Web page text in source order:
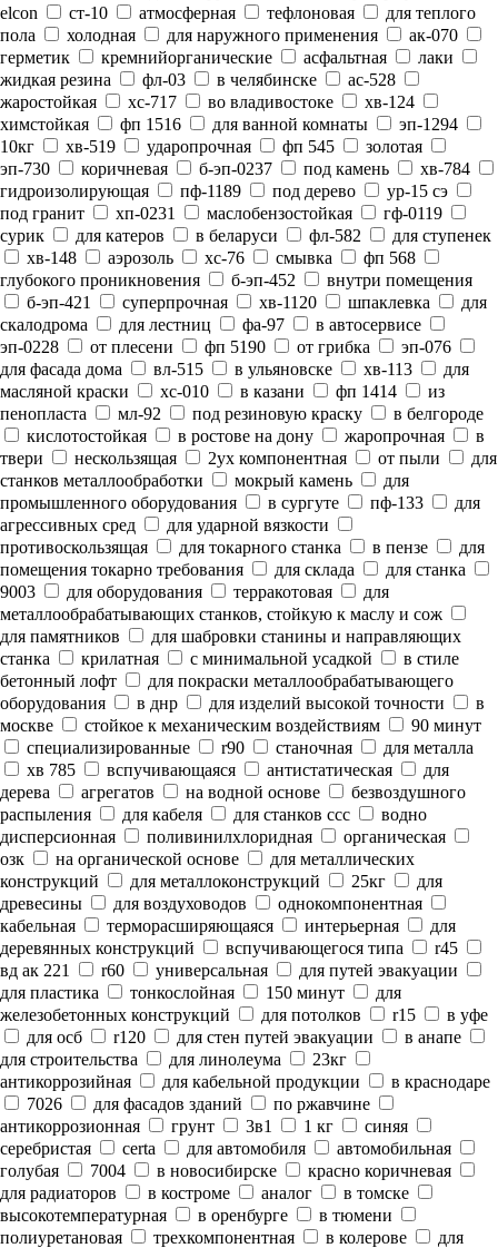
elcon
ст-10 атмосферная тефлоновая
для теплого
пола
холодная для наружного применения
ак-070
герметик
кремнийорганические асфальтная
лаки
жидкая резина
фл-03 в челябинске
ас-528
жаростойкая
хс-717 во владивостоке
хв-124
химстойкая
фп 1516 для ванной комнаты
эп-1294
10кг
хв-519 ударопрочная фп 545
золотая
эп-730
коричневая б-эп-0237 под камень
хв-784
гидроизолирующая
пф-1189 под дерево
ур-15 сэ
под гранит
хп-0231 маслобензостойкая
гф-0119
сурик
для катеров в беларуси фл-582
для ступенек
хв-148
аэрозоль хс-76 смывка
фп 568
глубокого проникновения
б-эп-452
внутри помещения
б-эп-421
суперпрочная хв-1120 шпаклевка
для
скалодрома
для лестниц фа-97
в автосервисе
эп-0228
от плесени фп 5190 от грибка
эп-076
для фасада дома
вл-515 в ульяновске хв-113
для
масляной краски
хс-010 в казани фп 1414
из
пенопласта
мл-92 под резиновую краску
в белгороде
кислотостойкая
в ростове на дону жаропрочная
в
твери
нескользящая 2ух компонентная от пыли
для
станков металлообработки
мокрый камень
для
промышленного оборудования
в сургуте пф-133
для
агрессивных сред
для ударной вязкости
противоскользящая
для токарного станка в пензе
для
помещения токарно требования
для склада
для станка
9003
для оборудования терракотовая
для
металлообрабатывающих станков, стойкую к маслу и сож
для памятников
для шабровки станины и направляющих
станка
крилатная с минимальной усадкой
в стиле
бетонный лофт
для покраски металлообрабатывающего
оборудования
в днр для изделий высокой точности
в
москве
стойкое к механическим воздействиям
90 минут
специализированные
r90 станочная
для металла
хв 785
вспучивающаяся антистатическая
для
дерева
агрегатов на водной основе
безвоздушного
распыления
для кабеля для станков ссс
водно
дисперсионная
поливинилхлоридная
органическая
озк
на органической основе
для металлических
конструкций
для металлоконструкций 25кг
для
древесины
для воздуховодов
однокомпонентная
кабельная
терморасширяющаяся интерьерная
для
деревянных конструкций
вспучивающегося типа
r45
вд ак 221
r60 универсальная
для путей эвакуации
для пластика
тонкослойная 150 минут
для
железобетонных конструкций
для потолков r15
в уфе
для осб
r120 для стен путей эвакуации
в анапе
для строительства
для линолеума
23кг
антикоррозийная
для кабельной продукции
в краснодаре
7026
для фасадов зданий
по ржавчине
антикоррозионная
грунт 3в1 1 кг
синяя
серебристая
certa для автомобиля
автомобильная
голубая
7004 в новосибирске
красно коричневая
для радиаторов
в костроме аналог
в томске
высокотемпературная
в оренбурге
в тюмени
полиуретановая
трехкомпонентная в колерове
для